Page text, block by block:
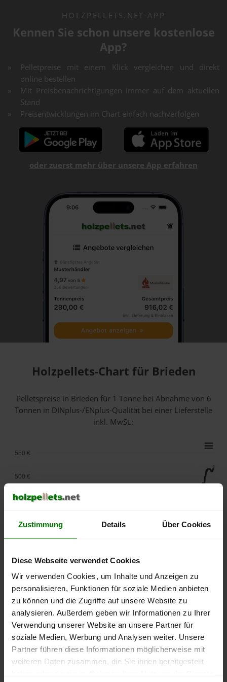
Zustimmung Details Über Cookies
Diese Webseite verwendet Cookies
Wir verwenden Cookies, um Inhalte und Anzeigen zu
personalisieren, Funktionen für soziale Medien anbieten
zu können und die Zugriffe auf unsere Website zu
analysieren. Außerdem geben wir Informationen zu Ihrer
Verwendung unserer Website an unsere Partner für
soziale Medien, Werbung und Analysen weiter. Unsere
Partner führen diese Informationen möglicherweise mit
weiteren Daten zusammen, die Sie ihnen bereitgestellt
HOLZPELLETS.NET APP
Kennen Sie schon unsere kostenlose
App?
Pelletpreise mit einem Klick vergleichen und direkt
online bestellen
Mit Preisbenachrichtigungen immer auf dem aktuellen
Stand
Preisentwicklungen im Chart einfach nachverfolgen
oder zuerst mehr über unsere App erfahren
Holzpellets-Chart für Brieden
Pelletspreise in Brieden für 1 Tonne bei Abnahmevon 6
Tonnen in DINplus-/ENplus-Qualität bei einer Lieferstelle
inkl. MwSt.:
lose Ware Sackware
September
Januar
Mai
250 €
400 €
450 €
500 €
550 €
Die aktuelle Preisentwicklung für Holzpellets in Deutschland
können Sie jederzeit auf unsererPelletspreise-Seite
nachvollziehen.